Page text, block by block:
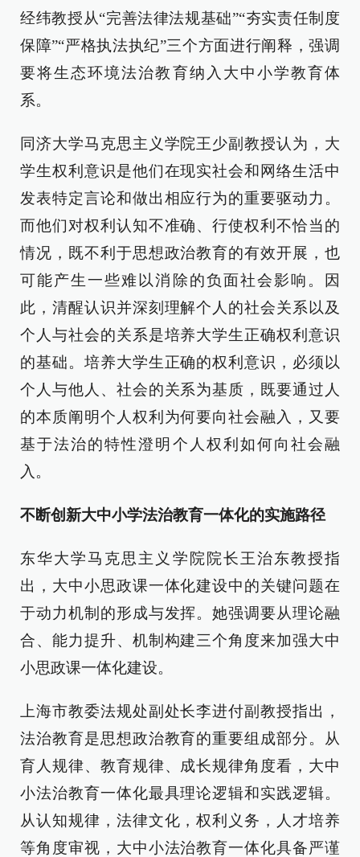
经纬教授从“完善法律法规基础”“夯实责任制度
保障”“严格执法执纪”三个方面进行阐释，强调
要将生态环境法治教育纳入大中小学教育体
系。
同济大学马克思主义学院王少副教授认为，大
学生权利意识是他们在现实社会和网络生活中
发表特定言论和做出相应行为的重要驱动力。
而他们对权利认知不准确、行使权利不恰当的
情况，既不利于思想政治教育的有效开展，也
可能产生一些难以消除的负面社会影响。因
此，清醒认识并深刻理解个人的社会关系以及
个人与社会的关系是培养大学生正确权利意识
的基础。培养大学生正确的权利意识，必须以
个人与他人、社会的关系为基质，既要通过人
的本质阐明个人权利为何要向社会融入，又要
基于法治的特性澄明个人权利如何向社会融
入。
不断创新大中小学法治教育一体化的实施路径
东华大学马克思主义学院院长王治东教授指
出，大中小思政课一体化建设中的关键问题在
于动力机制的形成与发挥。她强调要从理论融
合、能力提升、机制构建三个角度来加强大中
小思政课一体化建设。
上海市教委法规处副处长李进付副教授指出，
法治教育是思想政治教育的重要组成部分。从
育人规律、教育规律、成长规律角度看，大中
小法治教育一体化最具理论逻辑和实践逻辑。
从认知规律，法律文化，权利义务，人才培养
等角度审视，大中小法治教育一体化具备严谨